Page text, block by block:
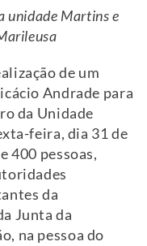
unidade Martins e
de um
Andrade para
da Unidade
feira, dia 31 de
400 pessoas,
da
Junta da
na pessoa do